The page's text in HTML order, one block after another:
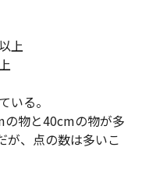
上
る。
物と40cmの物が多
が、点の数は多いこ